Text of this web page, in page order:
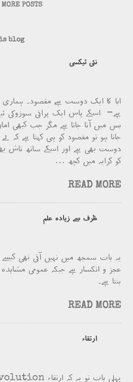
MORE POSTS
blog
نئی ٹیکسی
ابا کا ایک دوست ہے، مقصود۔ ہماری
ہے- اسکے پاس ایک پرانی سوزوکی
بس میں آتا جاتا ہے مگر جب کبھی
جانا ہو تو مقصود کو ہی کہتا ہے کہ
دوست بھی ہے اور اسکے ساتھ تاش بھی
کو کرایہ میں کچھ …
READ MORE
ظرف سے زیادہ علم
یہ بات سمجھ میں نہیں آتی تھی
عجز و انکسار ہے جبکہ عمومی
بنتا ہے۔
READ MORE
ارتقاء